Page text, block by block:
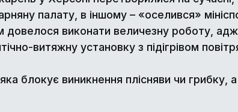
палату, в іншому – «оселився»
виконати величезну роботу,
витяжну установку з підігрівом
блокує виникнення плісняви чи грибку,